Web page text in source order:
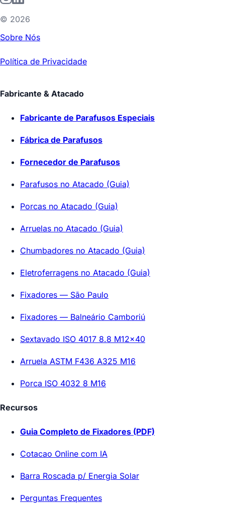
© 2026
Sobre Nós
Política de Privacidade
Fabricante & Atacado
Fabricante de Parafusos Especiais
Fábrica de Parafusos
Fornecedor de Parafusos
Parafusos no Atacado (Guia)
Porcas no Atacado (Guia)
Arruelas no Atacado (Guia)
Chumbadores no Atacado (Guia)
Eletroferragens no Atacado (Guia)
Fixadores — São Paulo
Fixadores — Balneário Camboriú
Sextavado ISO 4017 8.8 M12x40
Arruela ASTM F436 A325 M16
Porca ISO 4032 8 M16
Recursos
Guia Completo de Fixadores (PDF)
Cotacao Online com IA
Barra Roscada p/ Energia Solar
Perguntas Frequentes